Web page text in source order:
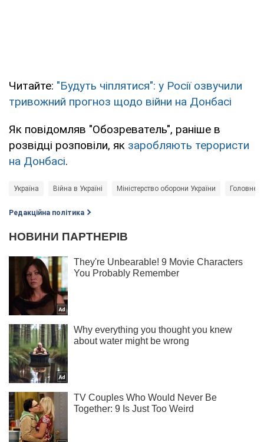
Читайте: "Будуть чіплятися": у Росії озвучили
тривожний прогноз щодо війни на Донбасі
Як повідомляв "Обозреватель", раніше в
розвідці розповіли, як заробляють терористи
на Донбасі.
Україна Війна в Україні Міністерство оборони України Головне
Редакційна політика